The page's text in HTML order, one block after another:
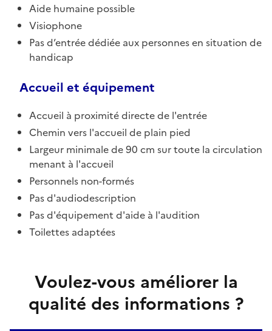
Aide humaine possible
Visiophone
Pas d’entrée dédiée aux personnes en situation de
handicap
Accueil et équipement
Accueil à proximité directe de l'entrée
Chemin vers l'accueil de plain pied
Largeur minimale de 90 cm sur toute la circulation
menant à l'accueil
Personnels non-formés
Pas d'audiodescription
Pas d'équipement d'aide à l'audition
Toilettes adaptées
Voulez-vous améliorer la
qualité des informations ?